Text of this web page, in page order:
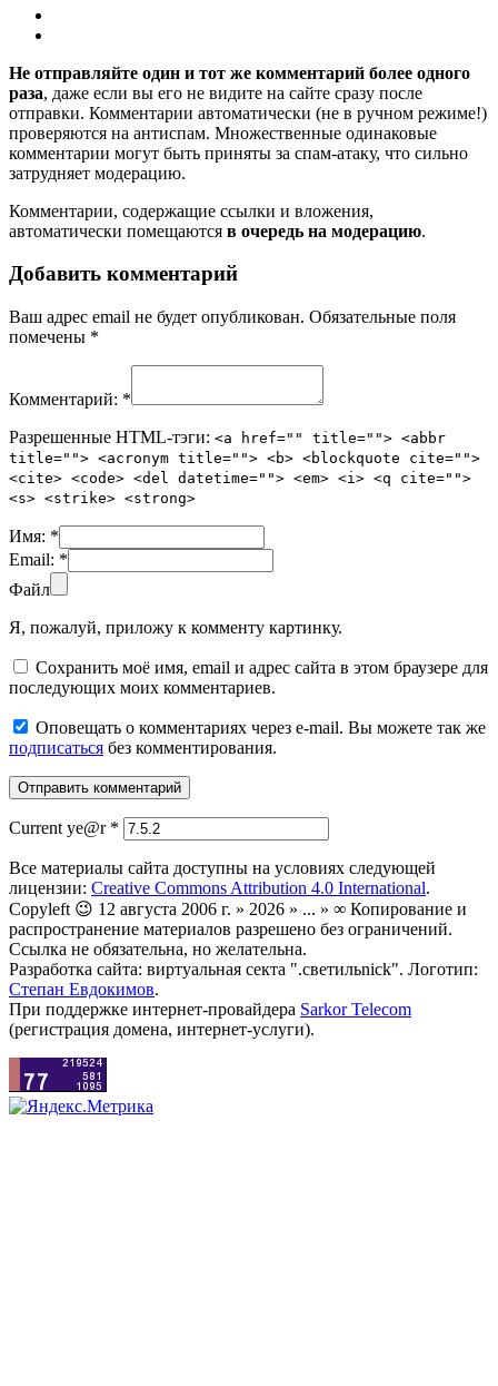
Не отправляйте один и тот же комментарий более одного
раза, даже если вы его не видите на сайте сразу после
отправки. Комментарии автоматически (не в ручном режиме!)
проверяются на антиспам. Множественные одинаковые
комментарии могут быть приняты за спам-атаку, что сильно
затрудняет модерацию.
Комментарии, содержащие ссылки и вложения,
автоматически помещаются в очередь на модерацию.
Добавить комментарий
Ваш адрес email не будет опубликован. Обязательные поля
помечены *
Комментарий: *
Разрешенные HTML-тэги: <a href="" title=""> <abbr
title=""> <acronym title=""> <b> <blockquote cite="">
<cite> <code> <del datetime=""> <em> <i> <q cite="">
<s> <strike> <strong>
Имя: *
Email: *
Файл
Я, пожалуй, приложу к комменту картинку.
Сохранить моё имя, email и адрес сайта в этом браузере для
последующих моих комментариев.
Оповещать о комментариях через e-mail. Вы можете так же
подписаться без комментирования.
Current ye@r *
Все материалы сайта доступны на условиях следующей
лицензии: Creative Commons Attribution 4.0 International.
Copyleft 😉 12 августа 2006 г. » 2026 » ... » ∞ Копирование и
распространение материалов разрешено без ограничений.
Ссылка не обязательна, но желательна.
Разработка сайта: виртуальная секта ".светильnick". Логотип:
Степан Евдокимов.
При поддержке интернет-провайдера Sarkor Telecom
(регистрация домена, интернет-услуги).